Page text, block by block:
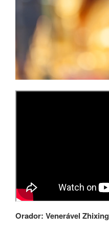
Orador: Venerável Zhixing